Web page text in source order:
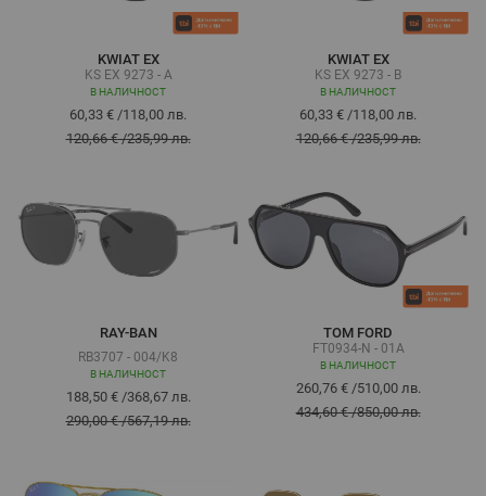
KWIAT EX
KS EX 9273 - A
В НАЛИЧНОСТ
60,33 € /118,00 лв.
120,66 €/235,99 лв.
KWIAT EX
KS EX 9273 - B
В НАЛИЧНОСТ
60,33 € /118,00 лв.
120,66 €/235,99 лв.
RAY-BAN
RB3707 - 004/K8
В НАЛИЧНОСТ
188,50 €/368,67 лв.
290,00 €/567,19 лв.
TOM FORD
FT0934-N - 01A
В НАЛИЧНОСТ
260,76 €/510,00 лв.
434,60 €/850,00 лв.